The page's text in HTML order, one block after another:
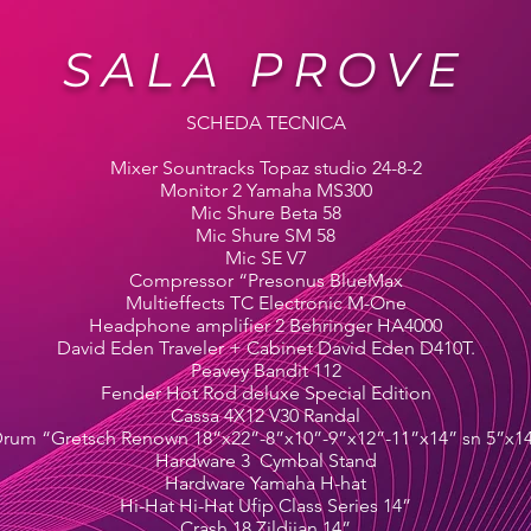
SALA PROVE
SCHEDA TECNICA
Mixer Sountracks Topaz studio 24-8-2
Monitor 2 Yamaha MS300
Mic Shure Beta 58
Mic Shure SM 58
Mic SE V7
Compressor “Presonus BlueMax
Multieffects TC Electronic M-One
Headphone amplifier 2 Behringer HA4000
David Eden Traveler + Cabinet David Eden D410T.
Peavey Bandit 112
Fender Hot Rod deluxe Special Edition
Cassa 4X12 V30 Randal
“Gretsch Renown 18”x22”-8”x10”-9”x12”-11”x14” sn
Hardware 3 Cymbal Stand
Hardware Yamaha H-hat
Hi-Hat Hi-Hat Ufip Class Series 14”